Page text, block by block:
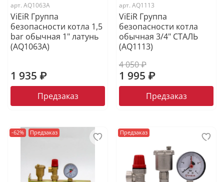
арт. AQ1063A
ViEiR Группа
безопасности котла 1,5
bar обычная 1" латунь
(AQ1063A)
1 935 ₽
Предзаказ
арт. AQ1113
ViEiR Группа
безопасности котла
обычная 3/4" СТАЛЬ
(AQ1113)
4 050 ₽
1 995 ₽
Предзаказ
-62% Предзаказ Предзаказ